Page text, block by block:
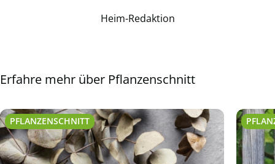
Heim-Redaktion
Erfahre mehr über Pflanzenschnitt
PFLANZENSCHNITT